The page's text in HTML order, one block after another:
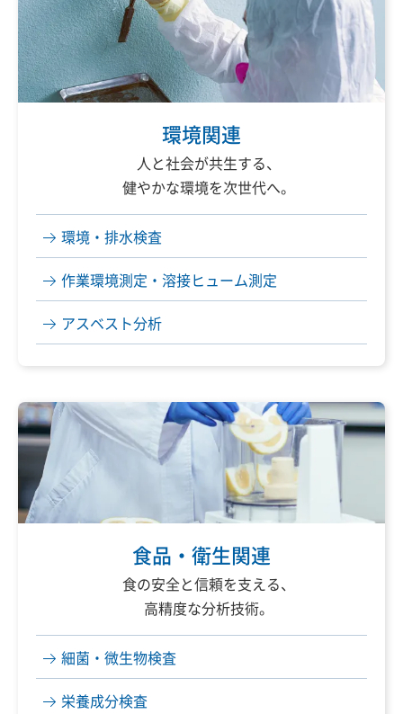
環境関連
人と社会が共生する、
健やかな環境を次世代へ。
環境・排水検査
作業環境測定 ・溶接ヒューム測定
アスベスト分析
食品・衛生関連
食の安全と信頼を支える、
高精度な分析技術。
細菌・微生物検査
栄養成分検査